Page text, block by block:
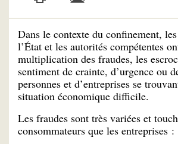
Dans le contexte du confinement,
l’État et les autorités compétentes
multiplication des fraudes, les
sentiment de crainte, d’urgence ou
personnes et d’entreprises se
situation économique difficile.
Les fraudes sont très variées et
consommateurs que les entreprises :